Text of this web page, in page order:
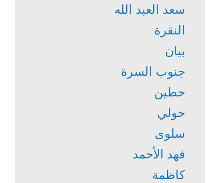
سعد العبد الله
النقرة
بيان
جنوب السرة
حطين
حولي
سلوى
فهد الأحمد
كاظمة